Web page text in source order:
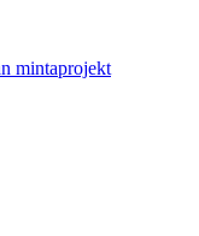
mintaprojekt